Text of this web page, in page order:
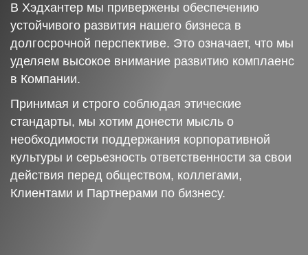
В Хэдхантер мы привержены обеспечению
устойчивого развития нашего бизнеса в
долгосрочной перспективе. Это означает, что мы
уделяем высокое внимание развитию комплаенс
в Компании.
Принимая и строго соблюдая этические
стандарты, мы хотим донести мысль о
необходимости поддержания корпоративной
культуры и серьезность ответственности за свои
действия перед обществом, коллегами,
Клиентами и Партнерами по бизнесу.